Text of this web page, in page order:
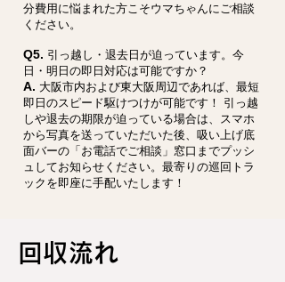
分費用に悩まれた方こそウマちゃんにご相談
ください。
Q5. 引っ越し・退去日が迫っています。今
日・明日の即日対応は可能ですか？
A. 大阪市内および東大阪周辺であれば、最短
即日のスピード駆けつけが可能です！ 引っ越
しや退去の期限が迫っている場合は、スマホ
から写真を送っていただいた後、吸い上げ底
面バーの「お電話でご相談」窓口までプッシ
ュしてお知らせください。最寄りの巡回トラ
ックを即座に手配いたします！
回収流れ